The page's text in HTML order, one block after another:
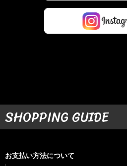
SHOPPING GUIDE
お支払い方法について